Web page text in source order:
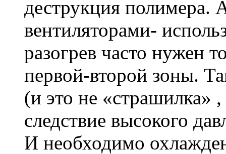
деструкция полимера.
вентиляторами-
разогрев часто нужен
первой-второй зоны.
(и это не «страшилка»
следствие высокого
И необходимо